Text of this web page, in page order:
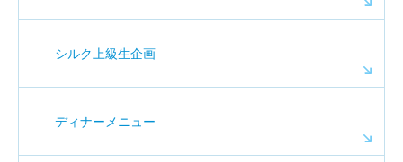
シルク上級生企画
ディナーメニュー